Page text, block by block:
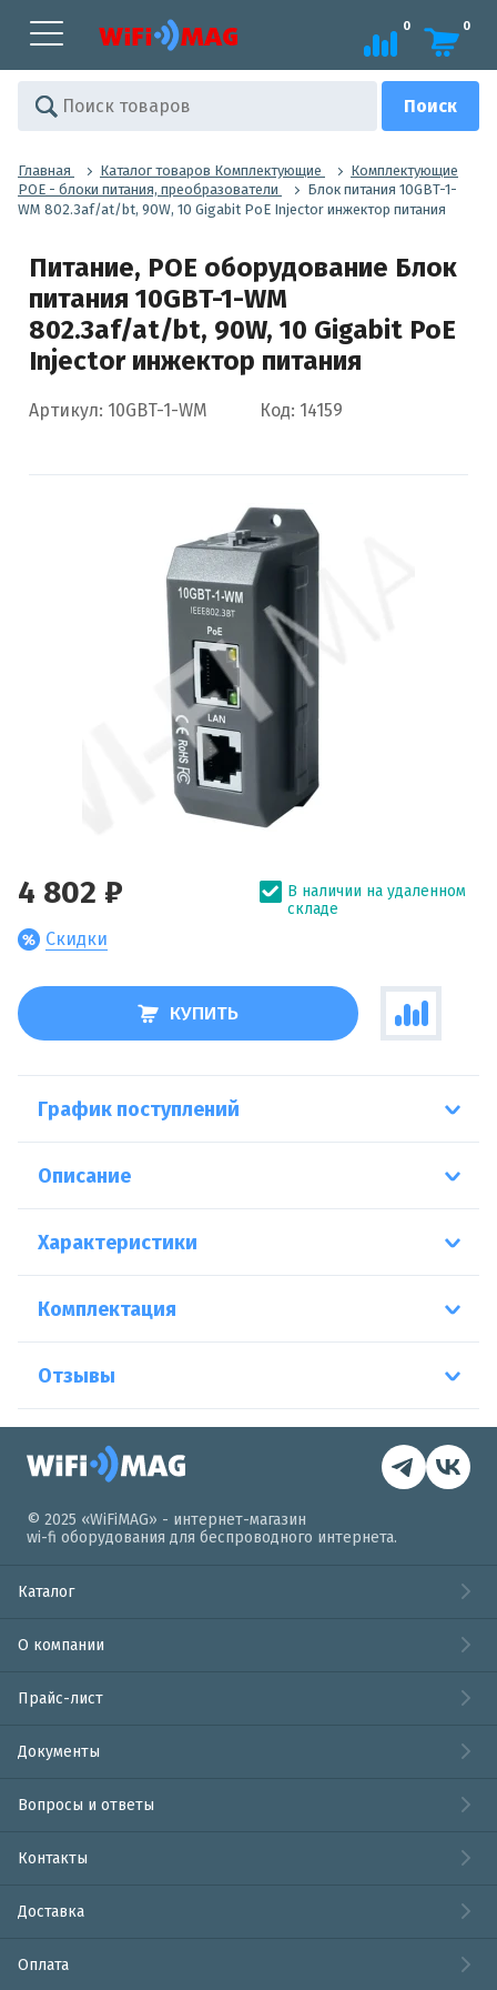
0 0
Главная Каталог товаров Комплектующие
Комплектующие
POE - блоки питания, преобразователи
Блок питания 10GBT-1-
WM 802.3af/at/bt, 90W, 10 Gigabit PoE Injector инжектор питания
Питание, POE оборудование Блок
питания 10GBT-1-WM
802.3af/at/bt, 90W, 10 Gigabit PoE
Injector инжектор питания
Артикул: 10GBT-1-WM Код: 14159
4 802 ₽
Скидки
В наличии на удаленном
складе
КУПИТЬ
График поступлений
Описание
Характеристики
Комплектация
Отзывы
© 2025 «WiFiMAG» - интернет-магазин
wi-fi оборудования для беспроводного интернета.
Каталог
О компании
Прайс-лист
Документы
Вопросы и ответы
Контакты
Доставка
Оплата